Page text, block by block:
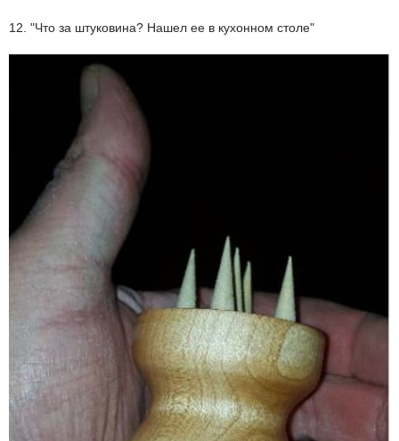
12. "Что за штуковина? Нашел ее в кухонном столе"